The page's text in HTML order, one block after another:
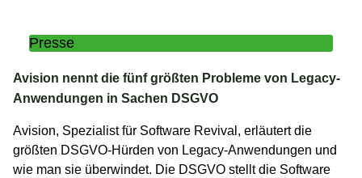
Presse
Avision nennt die fünf größten Probleme von Legacy-
Anwendungen in Sachen DSGVO
Avision, Spezialist für Software Revival, erläutert die
größten DSGVO-Hürden von Legacy-Anwendungen und
wie man sie überwindet. Die DSGVO stellt die Software